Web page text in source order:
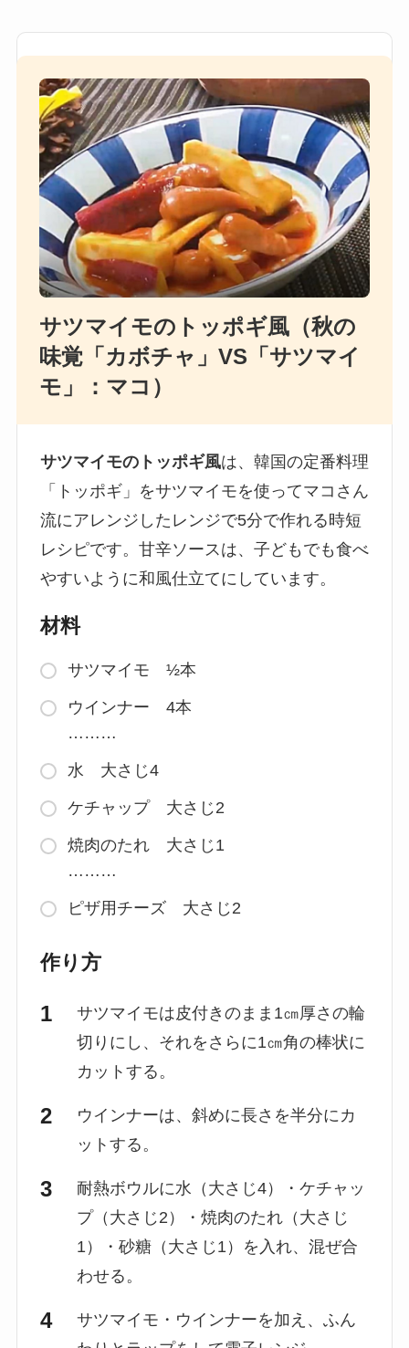
サツマイモのトッポギ風（秋の
味覚「カボチャ」VS「サツマイ
モ」：マコ）
サツマイモのトッポギ風は、韓国の定番料理
「トッポギ」をサツマイモを使ってマコさん
流にアレンジしたレンジで5分で作れる時短
レシピです。甘辛ソースは、子どもでも食べ
やすいように和風仕立てにしています。
材料
サツマイモ ½本
ウインナー 4本
………
水 大さじ4
ケチャップ 大さじ2
焼肉のたれ 大さじ1
………
ピザ用チーズ 大さじ2
作り方
サツマイモは皮付きのまま1㎝厚さの輪
切りにし、それをさらに1㎝角の棒状に
カットする。
ウインナーは、斜めに長さを半分にカ
ットする。
耐熱ボウルに水（大さじ4）・ケチャッ
プ（大さじ2）・焼肉のたれ（大さじ
1）・砂糖（大さじ1）を入れ、混ぜ合
わせる。
サツマイモ・ウインナーを加え、ふん